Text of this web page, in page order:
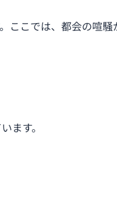
ここでは、都会の喧
ます。